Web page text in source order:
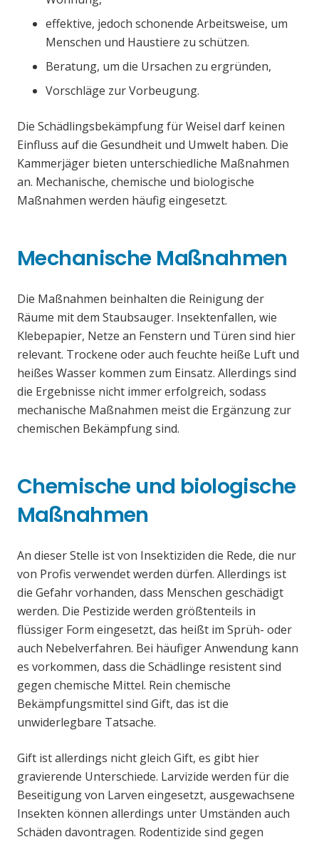
effektive, jedoch schonende Arbeitsweise, um
Menschen und Haustiere zu schützen.
Beratung, um die Ursachen zu ergründen,
Vorschläge zur Vorbeugung.
Die Schädlingsbekämpfung für Weisel darf keinen
Einfluss auf die Gesundheit und Umwelt haben. Die
Kammerjäger bieten unterschiedliche Maßnahmen
an. Mechanische, chemische und biologische
Maßnahmen werden häufig eingesetzt.
Mechanische Maßnahmen
Die Maßnahmen beinhalten die Reinigung der
Räume mit dem Staubsauger. Insektenfallen, wie
Klebepapier, Netze an Fenstern und Türen sind hier
relevant. Trockene oder auch feuchte heiße Luft und
heißes Wasser kommen zum Einsatz. Allerdings sind
die Ergebnisse nicht immer erfolgreich, sodass
mechanische Maßnahmen meist die Ergänzung zur
chemischen Bekämpfung sind.
Chemische und biologische
Maßnahmen
An dieser Stelle ist von Insektiziden die Rede, die nur
von Profis verwendet werden dürfen. Allerdings ist
die Gefahr vorhanden, dass Menschen geschädigt
werden. Die Pestizide werden größtenteils in
flüssiger Form eingesetzt, das heißt im Sprüh- oder
auch Nebelverfahren. Bei häufiger Anwendung kann
es vorkommen, dass die Schädlinge resistent sind
gegen chemische Mittel. Rein chemische
Bekämpfungsmittel sind Gift, das ist die
unwiderlegbare Tatsache.
Gift ist allerdings nicht gleich Gift, es gibt hier
gravierende Unterschiede. Larvizide werden für die
Beseitigung von Larven eingesetzt, ausgewachsene
Insekten können allerdings unter Umständen auch
Schäden davontragen. Rodentizide sind gegen